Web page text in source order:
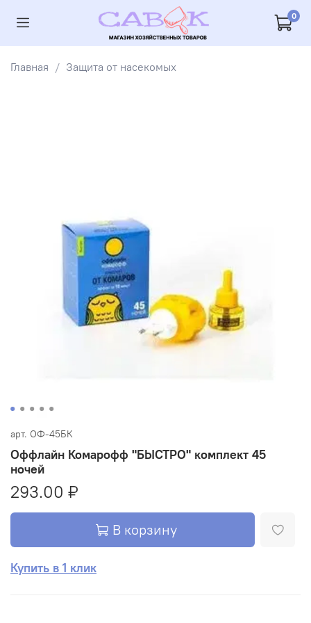
0
Главная Защита от насекомых
арт. ОФ-45БК
Оффлайн Комарофф "БЫСТРО" комплект 45
ночей
293.00 ₽
В корзину
Купить в 1 клик